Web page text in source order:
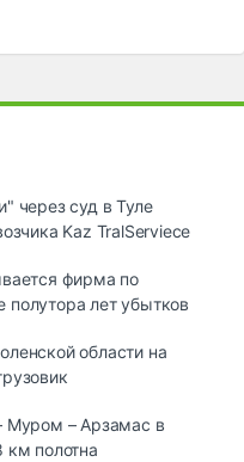
через суд в Туле
Kaz TralServiece
фирма по
полутора лет убытков
области на
Муром – Арзамас в
км полотна